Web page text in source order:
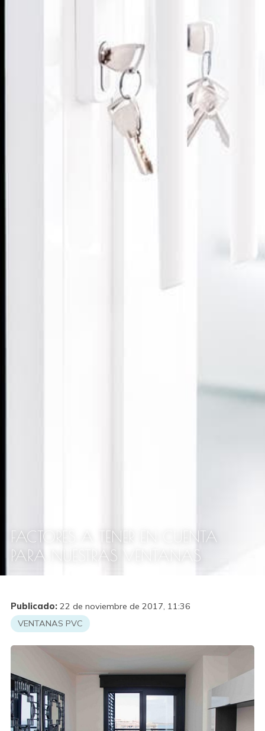
FACTORES A TENER EN CUENTA
PARA NUESTRAS VENTANAS
Publicado: 22 de noviembre de 2017, 11:36
VENTANAS PVC